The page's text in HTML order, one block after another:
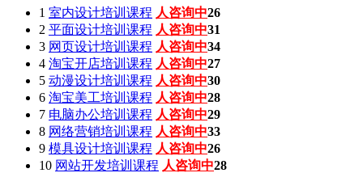
1 室内设计培训课程 人咨询中30
2 平面设计培训课程 人咨询中28
3 网页设计培训课程 人咨询中32
4 淘宝开店培训课程 人咨询中33
5 动漫设计培训课程 人咨询中30
6 淘宝美工培训课程 人咨询中30
7 电脑办公培训课程 人咨询中29
8 网络营销培训课程 人咨询中32
9 模具设计培训课程 人咨询中29
10 网站开发培训课程 人咨询中25